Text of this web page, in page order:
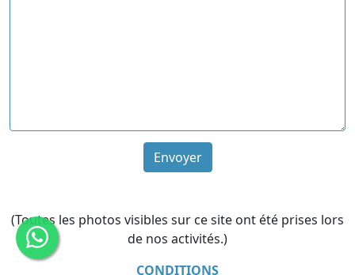
Envoyer
(Toutes les photos visibles sur ce site ont été prises lors
de nos activités.)
CONDITIONS